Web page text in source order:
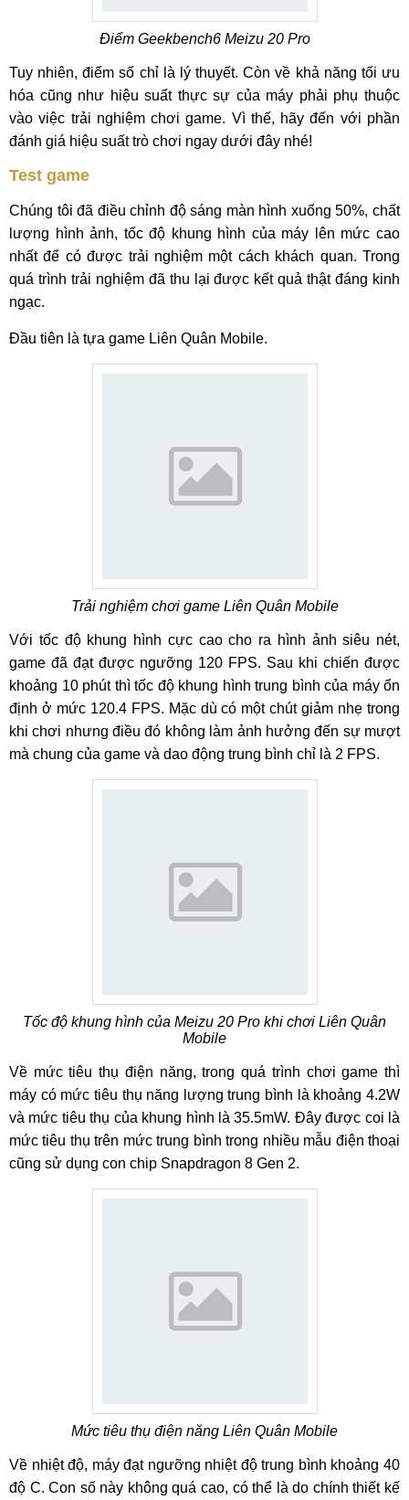
Điểm Geekbench6 Meizu 20 Pro
Tuy nhiên, điểm số chỉ là lý thuyết. Còn về khả năng tối ưu
hóa cũng như hiệu suất thực sự của máy phải phụ thuộc
vào việc trải nghiệm chơi game. Vì thế, hãy đến với phần
đánh giá hiệu suất trò chơi ngay dưới đây nhé!
Test game
Chúng tôi đã điều chỉnh độ sáng màn hình xuống 50%, chất
lượng hình ảnh, tốc độ khung hình của máy lên mức cao
nhất để có được trải nghiệm một cách khách quan. Trong
quá trình trải nghiệm đã thu lại được kết quả thật đáng kinh
ngạc.
Đầu tiên là tựa game Liên Quân Mobile.
Trải nghiệm chơi game Liên Quân Mobile
Với tốc độ khung hình cực cao cho ra hình ảnh siêu nét,
game đã đạt được ngưỡng 120 FPS. Sau khi chiến được
khoảng 10 phút thì tốc độ khung hình trung bình của máy ổn
định ở mức 120.4 FPS. Mặc dù có một chút giảm nhẹ trong
khi chơi nhưng điều đó không làm ảnh hưởng đến sự mượt
mà chung của game và dao động trung bình chỉ là 2 FPS.
Tốc độ khung hình của Meizu 20 Pro khi chơi Liên Quân
Mobile
Về mức tiêu thụ điện năng, trong quá trình chơi game thì
máy có mức tiêu thụ năng lượng trung bình là khoảng 4.2W
và mức tiêu thụ của khung hình là 35.5mW. Đây được coi là
mức tiêu thụ trên mức trung bình trong nhiều mẫu điện thoại
cũng sử dụng con chip Snapdragon 8 Gen 2.
Mức tiêu thụ điện năng Liên Quân Mobile
Về nhiệt độ, máy đạt ngưỡng nhiệt độ trung bình khoảng 40
độ C. Con số này không quá cao, có thể là do chính thiết kế